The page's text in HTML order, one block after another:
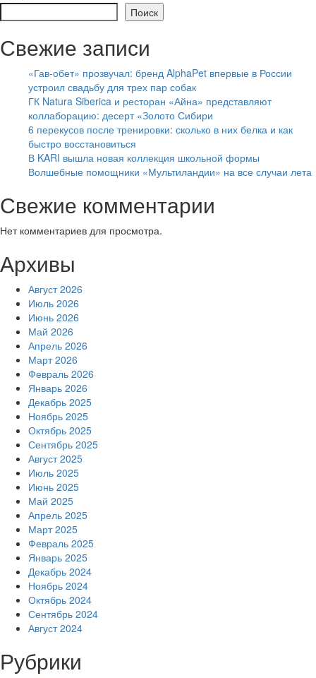
Поиск
Свежие записи
«Гав-обет» прозвучал: бренд AlphaPet впервые в России
устроил свадьбу для трех пар собак
ГК Natura Siberica и ресторан «Айна» представляют
коллаборацию: десерт «Золото Сибири
6 перекусов после тренировки: сколько в них белка и как
быстро восстановиться
В KARI вышла новая коллекция школьной формы
Волшебные помощники «Мультиландии» на все случаи лета
Свежие комментарии
Нет комментариев для просмотра.
Архивы
Август 2026
Июль 2026
Июнь 2026
Май 2026
Апрель 2026
Март 2026
Февраль 2026
Январь 2026
Декабрь 2025
Ноябрь 2025
Октябрь 2025
Сентябрь 2025
Август 2025
Июль 2025
Июнь 2025
Май 2025
Апрель 2025
Март 2025
Февраль 2025
Январь 2025
Декабрь 2024
Ноябрь 2024
Октябрь 2024
Сентябрь 2024
Август 2024
Рубрики